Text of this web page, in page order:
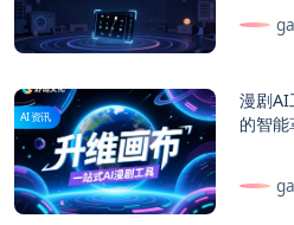
AI资讯
漫剧AI
的智